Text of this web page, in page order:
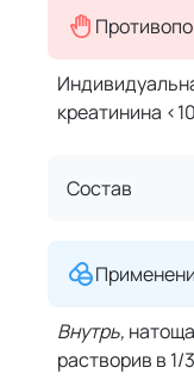
креатинина
Состав
Внутрь,
растворив в 1/